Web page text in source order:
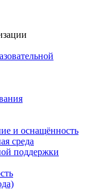
и оснащённость
среда
поддержки